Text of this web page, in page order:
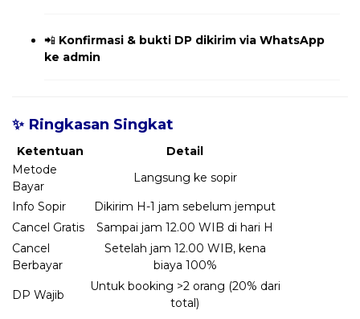
📲 Konfirmasi & bukti DP dikirim via WhatsApp
ke admin
✨ Ringkasan Singkat
Ketentuan
Detail
Metode
Bayar
Langsung ke sopir
Info Sopir
Dikirim H-1 jam sebelum jemput
Cancel Gratis
Sampai jam 12.00 WIB di hari H
Cancel
Berbayar
Setelah jam 12.00 WIB, kena
biaya 100%
DP Wajib
Untuk booking >2 orang (20% dari
total)